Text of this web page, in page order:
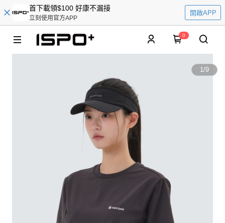
首下載領$100 好康不漏接
立刻使用官方APP
開啟APP
0
1/9